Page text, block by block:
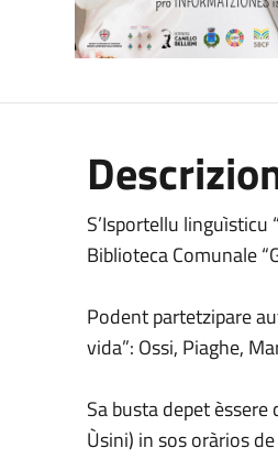
S’Isportellu linguìsticu
Biblioteca Comunale
Podent partetzipare
vida”: Ossi, Piaghe,
Sa busta depet
Ùsini) in sos oràrios